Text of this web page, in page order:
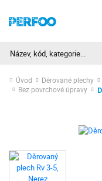
Úvod Děrované plechy
Bez povrchové úpravy